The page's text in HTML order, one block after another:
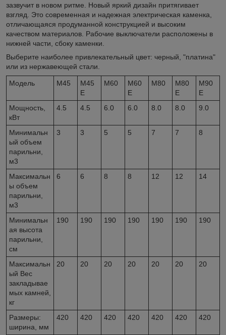
зазвучит в новом ритме. Новый яркий дизайн притягивает
взгляд. Это современная и надежная электрическая каменка,
отличающаяся продуманной конструкцией и высоким
качеством материалов. Рабочие выключатели расположены в
нижней части, сбоку каменки.
Выберите наиболее привлекательный цвет: черный, "платина"
или из нержавеющей стали.
Модель M45
M45
E
M60
M60
E
M80
M80
E
M90
E
Мощность,
кВт
4.5 4.5 6.0 6.0 8.0 8.0 9.0
Минимальн
ый объем
парильни,
м3
3 3 5 5 7 7 8
Максимальн
ы объем
парильни,
м3
6 6 8 8 12 12 14
Минимальн
ая высота
парильни,
см
190 190 190 190 190 190 190
Максимальн
ый Вес
закладывае
мых камней,
кг
20 20 20 20 20 20 20
Размеры:
ширина, мм
420 420 420 420 420 420 420